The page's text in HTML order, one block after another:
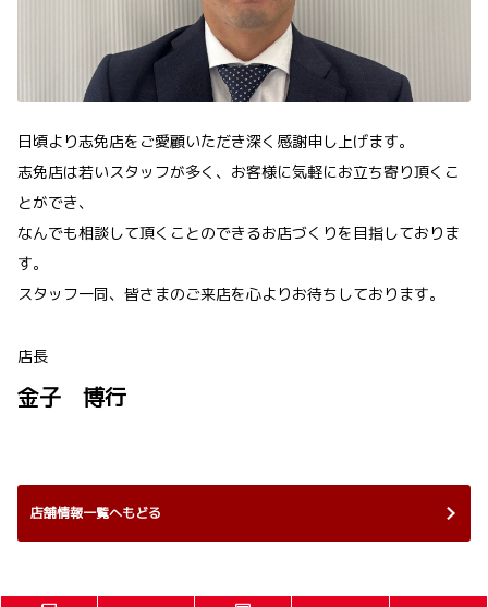
日頃より志免店をご愛顧いただき深く感謝申し上げます。
志免店は若いスタッフが多く、お客様に気軽にお立ち寄り頂くこ
とができ、
なんでも相談して頂くことのできるお店づくりを目指しておりま
す。
スタッフ一同、皆さまのご来店を心よりお待ちしております。
店長
金子 博行
店舗情報一覧へもどる